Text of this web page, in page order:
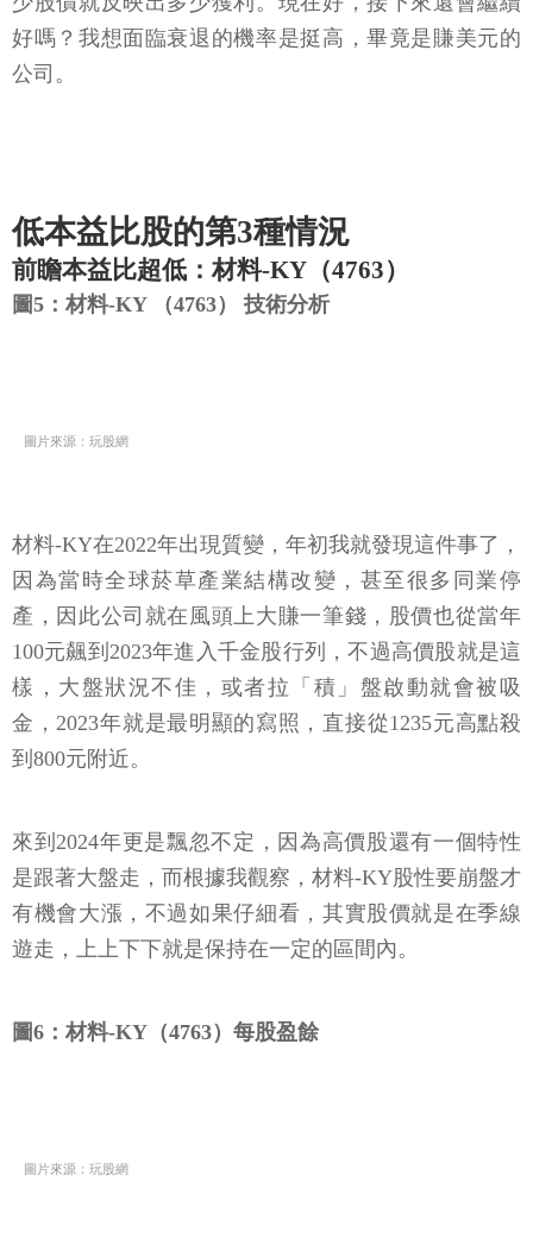
好嗎？我想面臨衰退的機率是挺高，畢竟是賺美元的
公司。
低本益比股的第3種情況
前瞻本益比超低：材料-KY（4763）
圖5：材料-KY （4763） 技術分析
圖片來源：玩股網
材料-KY在2022年出現質變，年初我就發現這件事了，
因為當時全球菸草產業結構改變，甚至很多同業停
產，因此公司就在風頭上大賺一筆錢，股價也從當年
100元飆到2023年進入千金股行列，不過高價股就是這
樣，大盤狀況不佳，或者拉「積」盤啟動就會被吸
金，2023年就是最明顯的寫照，直接從1235元高點殺
到800元附近。
來到2024年更是飄忽不定，因為高價股還有一個特性
是跟著大盤走，而根據我觀察，材料-KY股性要崩盤才
有機會大漲，不過如果仔細看，其實股價就是在季線
遊走，上上下下就是保持在一定的區間內。
圖6：材料-KY（4763）每股盈餘
圖片來源：玩股網